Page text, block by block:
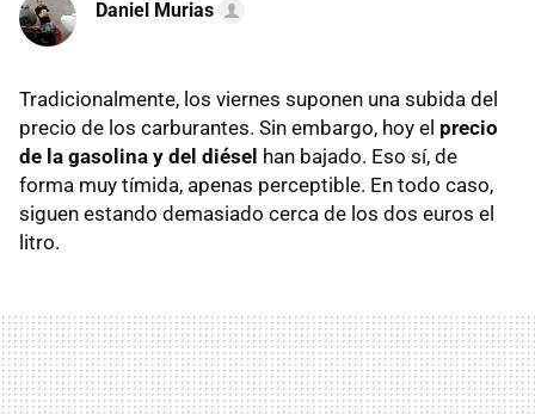
Daniel Murias
Tradicionalmente, los viernes suponen una subida del
precio de los carburantes. Sin embargo, hoy el precio
de la gasolina y del diésel han bajado. Eso sí, de
forma muy tímida, apenas perceptible. En todo caso,
siguen estando demasiado cerca de los dos euros el
litro.